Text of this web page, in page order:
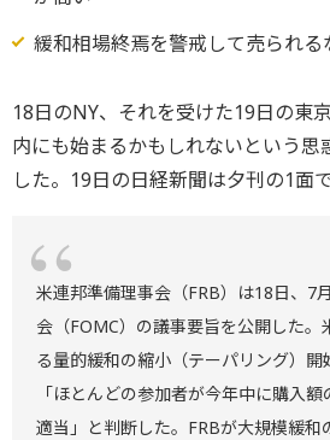
緩和相場終焉を警戒して売られる
18日のNY、それを受けた19日の東
内にも始まるかもしれないという思
した。19日の日経新聞は夕刊の1面
米連邦準備理事会（FRB）は18日、7
会（FOMC）の議事要旨を公開した。
る量的緩和の縮小（テーパリング）開
「ほとんどの参加者が今年中に購入
適当」と判断した。FRBが大規模緩和